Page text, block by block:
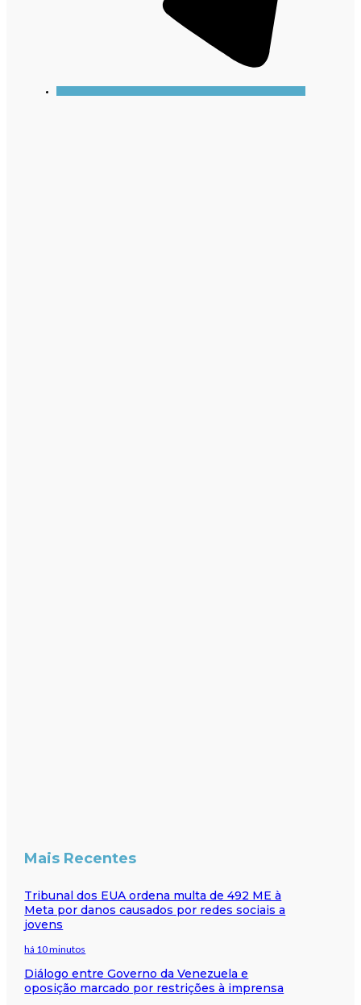
Mais Recentes
Tribunal dos EUA ordena multa de 492 ME à
Meta por danos causados por redes sociais a
jovens
há 10 minutos
Diálogo entre Governo da Venezuela e
oposição marcado por restrições à imprensa